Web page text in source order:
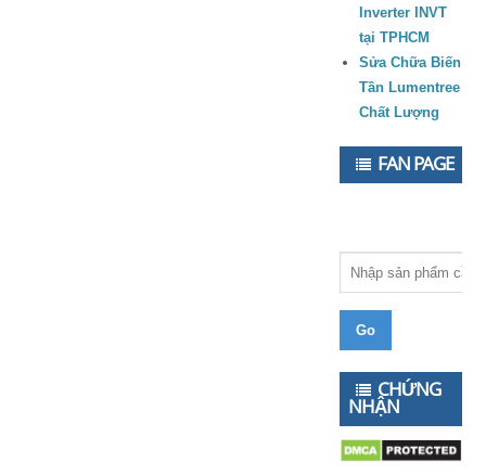
Inverter INVT
tại TPHCM
Sửa Chữa Biến
Tần Lumentree
Chất Lượng
FAN PAGE
CHỨNG
NHẬN